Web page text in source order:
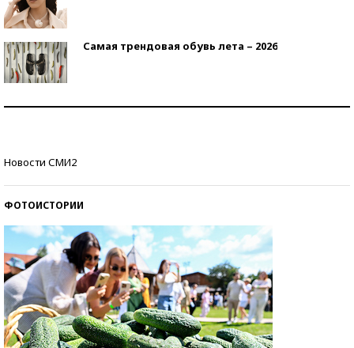
Самая трендовая обувь лета – 2026
Новости СМИ2
ФОТОИСТОРИИ